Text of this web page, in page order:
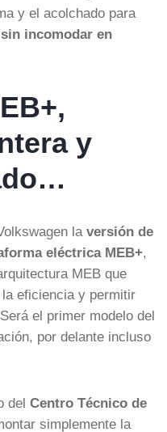
y el acolchado para
sin incomodar en
y
la versión de
eléctrica MEB+,
MEB que
eficiencia y permitir
el primer modelo del
por delante incluso
del Centro Técnico de
simplemente la